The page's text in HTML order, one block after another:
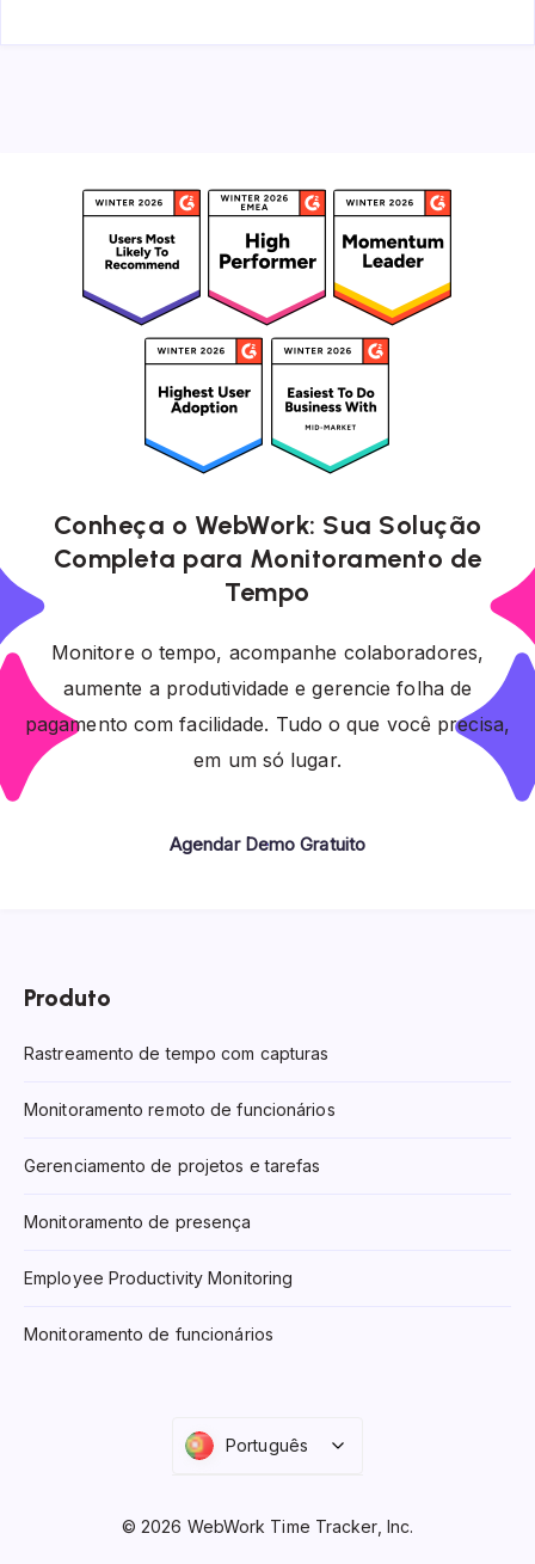
Conheça o WebWork: Sua Solução
Completa para Monitoramento de
Tempo
Monitore o tempo, acompanhe colaboradores,
aumente a produtividade e gerencie folha de
pagamento com facilidade. Tudo o que você precisa,
em um só lugar.
Agendar Demo Gratuito
Produto
Rastreamento de tempo com capturas
Monitoramento remoto de funcionários
Gerenciamento de projetos e tarefas
Monitoramento de presença
Employee Productivity Monitoring
Monitoramento de funcionários
Português
© 2026 WebWork Time Tracker, Inc.